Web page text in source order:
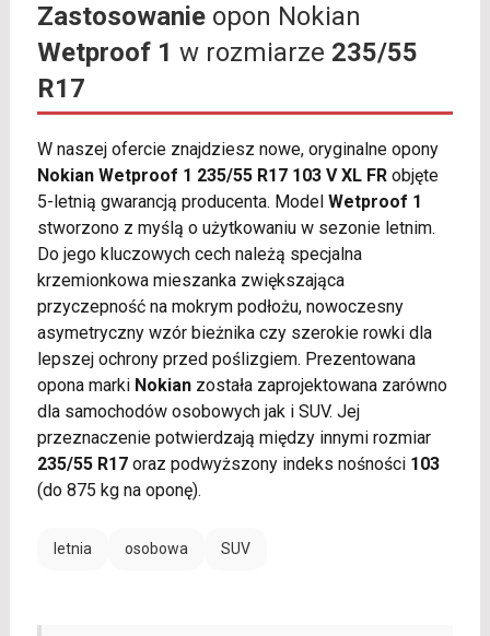
Zastosowanieopon Nokian
Wetproof 1 w rozmiarze 235/55
R17
W naszej ofercie znajdziesz nowe, oryginalne opony
Nokian Wetproof 1 235/55 R17 103 V XL FRobjęte
5-letnią gwarancją producenta. Model Wetproof 1
stworzono z myślą o użytkowaniu w sezonie letnim.
Do jego kluczowych cech należą specjalna
krzemionkowa mieszanka zwiększająca
przyczepność na mokrym podłożu, nowoczesny
asymetryczny wzór bieżnika czy szerokie rowki dla
lepszej ochrony przed poślizgiem. Prezentowana
opona marki Nokianzostała zaprojektowana zarówno
dla samochodów osobowych jak i SUV. Jej
przeznaczenie potwierdzają między innymi rozmiar
235/55 R17oraz podwyższony indeks nośności 103
(do 875 kg na oponę).
letnia osobowa SUV